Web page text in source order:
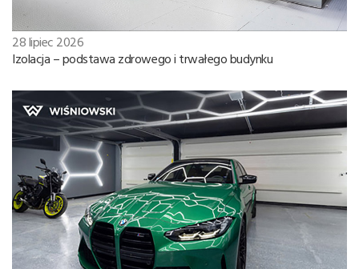
28 lipiec 2026
Izolacja – podstawa zdrowego i trwałego budynku